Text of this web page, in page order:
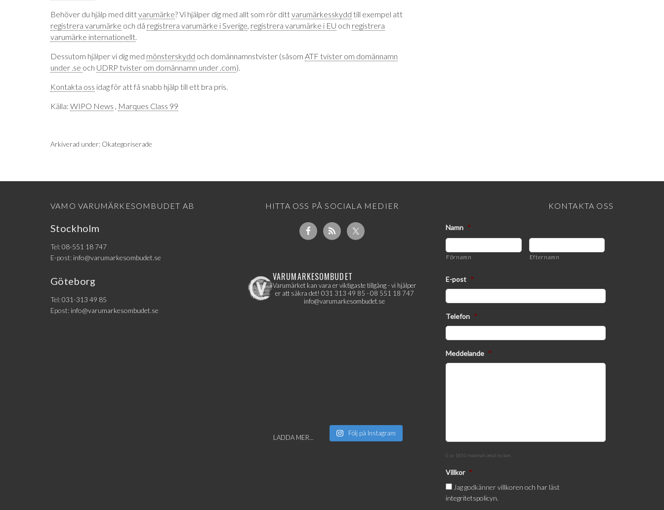
Behöver du hjälp med dittvarumärke? Vi hjälper dig med allt som rör dittvarumärkesskydd till exempel att
registrera varumärke och då registrera varumärke i Sverige, registrera varumärke i EU och registrera
varumärke internationellt.
Dessutom hjälper vi dig med mönsterskydd och domännamnstvister (såsom ATF tvister om domännamn
under .se och UDRP tvister om domännamn under .com).
Kontakta oss idag för att få snabb hjälp till ett bra pris.
Källa: WIPO News , Marques Class 99
Arkiverad under: Okategoriserade
VAMO VARUMÄRKESOMBUDET AB
Stockholm
Tel:08-551 18 747
E-post: info@varumarkesombudet.se
Göteborg
Tel:031-313 49 85
Epost: info@varumarkesombudet.se
HITTA OSS PÅ SOCIALA MEDIER
VARUMARKESOMBUDET
Varumärket kan vara er viktigaste tillgång - vi hjälper
er att säkra det! 031 313 49 85 - 08 551 18 747
info@varumarkesombudet.se
LADDA MER...
Följ på Instagram
KONTAKTA OSS
Namn *
Förnamn Efternamn
E-post *
Telefon *
Meddelande *
0 av 1850 maximalt antal tecken
Villkor *
Jag godkännervillkoren och har läst
integritetspolicyn.